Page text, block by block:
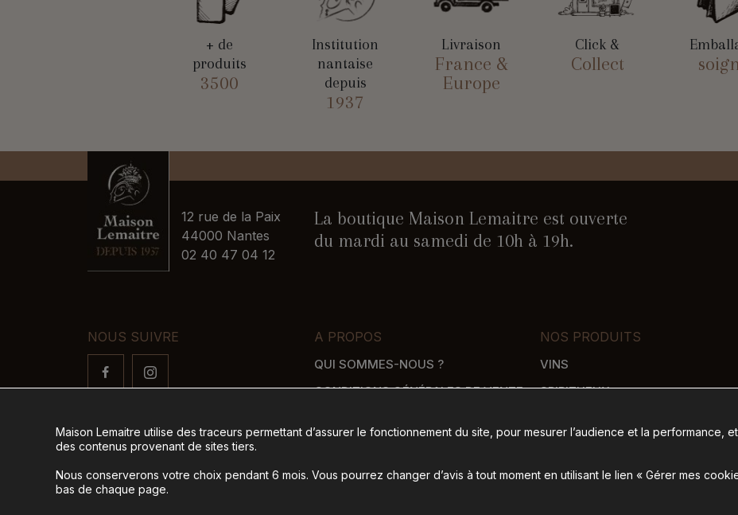
+ de
produits
3500
Institution
nantaise
depuis
1937
Livraison
France &
Europe
Click &
Collect
12 rue de la Paix
44000 Nantes
02 40 47 04 12
La boutique Maison Lemaitre est ouverte
du mardi au samedi de 10h à 19h.
NOUS SUIVRE A PROPOS
QUI SOMMES-NOUS ?
CONDITIONS GÉNÉRALES DE VENTE
MODES DE PAIEMENT
NOS PRODUITS
VINS
SPIRITUEUX
ÉPICERIE SUCRÉE
Maison Lemaitre utilise des traceurs permettant d’assurer le fonctionnement du site, pour mesurer l’audience et la performance,
des contenus provenant de sites tiers.
Nous conserverons votre choix pendant 6 mois. Vous pourrez changer d’avis à tout moment en utilisant le lien « Gérer mes
bas de chaque page.